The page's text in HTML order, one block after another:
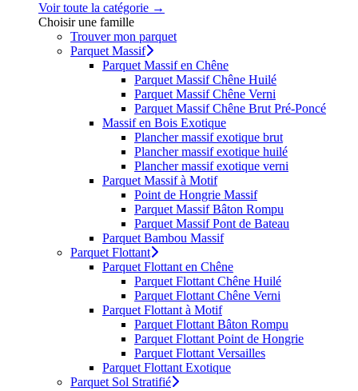
Voir toute la catégorie →
Choisir une famille
Trouver mon parquet
Parquet Massif
Parquet Massif en Chêne
Parquet Massif Chêne Huilé
Parquet Massif Chêne Verni
Parquet Massif Chêne Brut Pré-Poncé
Massif en Bois Exotique
Plancher massif exotique brut
Plancher massif exotique huilé
Plancher massif exotique verni
Parquet Massif à Motif
Point de Hongrie Massif
Parquet Massif Bâton Rompu
Parquet Massif Pont de Bateau
Parquet Bambou Massif
Parquet Flottant
Parquet Flottant en Chêne
Parquet Flottant Chêne Huilé
Parquet Flottant Chêne Verni
Parquet Flottant à Motif
Parquet Flottant Bâton Rompu
Parquet Flottant Point de Hongrie
Parquet Flottant Versailles
Parquet Flottant Exotique
Parquet Sol Stratifié